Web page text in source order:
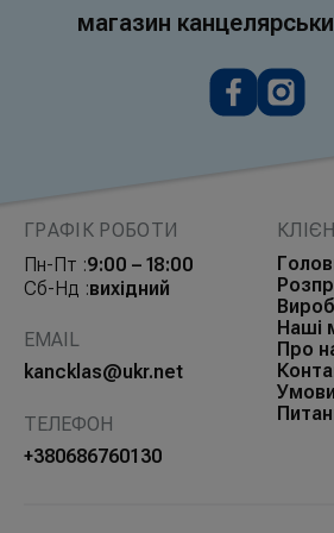
магазин
ГРАФІК РОБОТИ
Пн-Пт :9:00 – 18:00
Сб-Нд :вихідний
EMAIL
kancklas@ukr.net
ТЕЛЕФОН
+380686760130
Наші
Про